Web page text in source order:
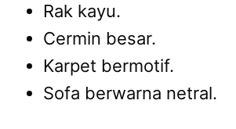
Rak kayu.
Cermin besar.
Karpet bermotif.
Sofa berwarna netral.